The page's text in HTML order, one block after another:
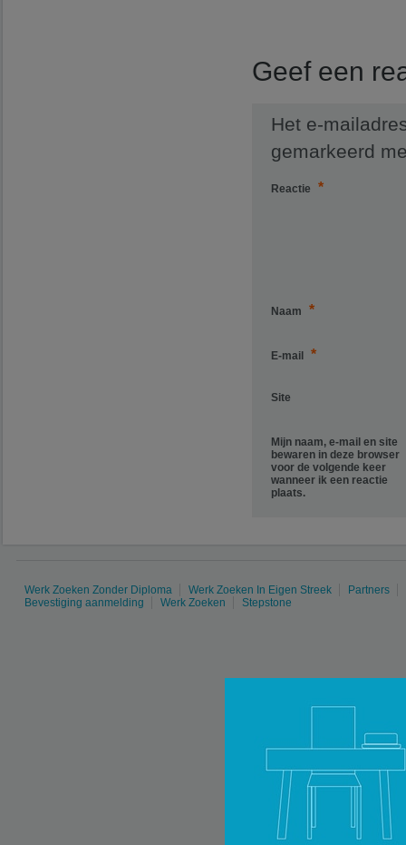
Geef een
Het e-
gemarkeerd
Reactie *
Naam *
E-mail *
Site
Mijn naam, e-mail en site
bewaren in deze browser
voor de volgende keer
wanneer ik een reactie
plaats.
Werk Zoeken Zonder Diploma Werk Zoeken In Eigen Streek
Partners
Bevestiging aanmelding
Werk Zoeken Stepstone